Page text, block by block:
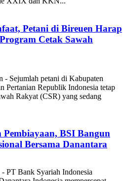
Petani di Bireuen Harap
Cetak Sawah
Sejumlah petani di Kabupaten
Pertanian Republik Indonesia tetap
Rakyat (CSR) yang sedang
BSI Bangun
Bersama Danantara
Bank Syariah Indonesia